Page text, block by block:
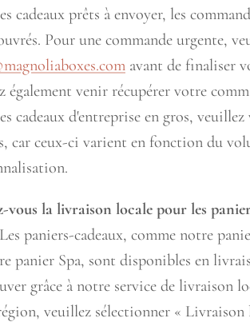
cadeaux prêts à envoyer, les
Pour une commande urgente,
avant de finaliser
également venir récupérer votre
cadeaux d'entreprise en gros,
car ceux-ci varient en fonction du
vous la livraison locale pour les
paniers-cadeaux, comme notre
panier Spa, sont disponibles en
grâce à notre service de livraison
veuillez sélectionner «